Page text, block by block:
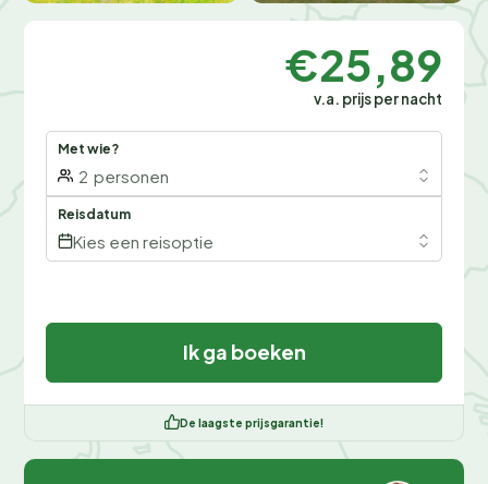
€25,89
v.a. prijs per nacht
Met wie?
2 personen
Reisdatum
Kies een reisoptie
Ik ga boeken
De laagste prijsgarantie!